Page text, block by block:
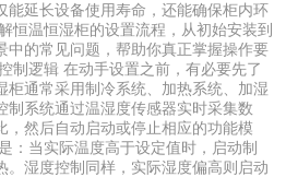
能延长设备使用寿命，还能确保柜内环
恒温恒湿柜的设置流程，从初始安装到
中的常见问题，帮助你真正掌握操作要
制逻辑 在动手设置之前，有必要先了
柜通常采用制冷系统、加热系统、加湿
制系统通过温湿度传感器实时采集数
，然后自动启动或停止相应的功能模
：当实际温度高于设定值时，启动制
。湿度控制同样，实际湿度偏高则启动